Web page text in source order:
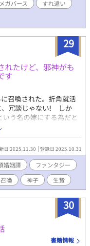
ガバース
すれ違い
29
れたけど、邪神がも
す
召喚された。折角就活
、冗談じゃない! しか
う名の嫁にする為だと
異世界から神子を召喚
! 怒り狂って元の世界
聞き付けて現れた邪神を
いい!」。なんと邪神は
ーだった。邪神は周囲
すっかり性格が捻くれ
ラブコールする譲。
帰れ!」。今日もそんな
邪神とフォーリンラブ
×重度のケモナーでも
日 2025.11.30 登録日 2025.10.31
婚姻譚
ファンタジー
喚 神子 生贄
30
書籍情報